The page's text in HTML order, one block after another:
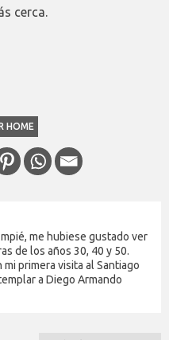
cerca.
HOME
me hubiese gustado ver
de los años 30, 40 y 50.
mi primera visita al Santiago
a Diego Armando